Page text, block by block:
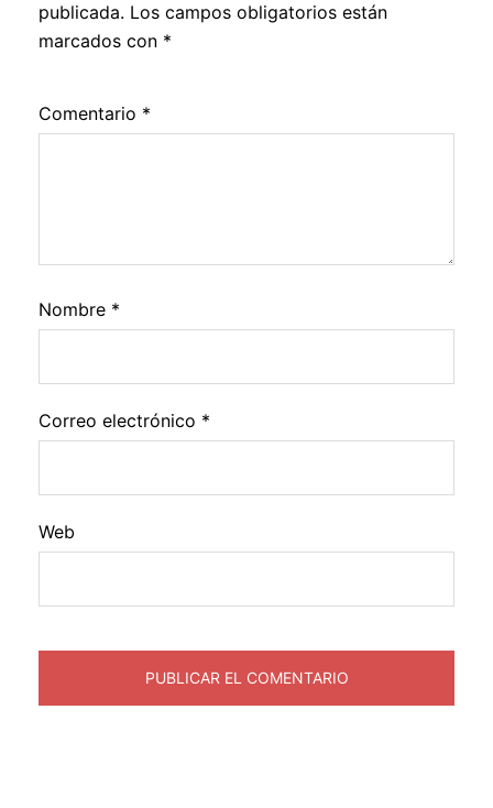
publicada. Los campos obligatorios están
marcados con *
Comentario *
Nombre *
Correo electrónico *
Web